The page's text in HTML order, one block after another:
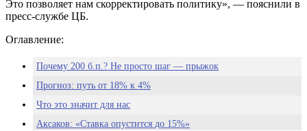
Это позволяет нам скорректировать политику», — пояснили в
пресс-службе ЦБ.
Оглавление:
Почему 200 б.п.? Не просто шаг — прыжок
Прогноз: путь от 18% к 4%
Что это значит для нас
Аксаков: «Ставка опустится до 15%»